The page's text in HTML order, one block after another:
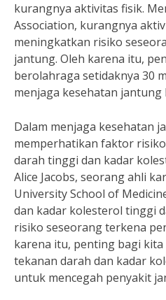
kurangnya aktivitas fisik.
Association, kurangnya
meningkatkan risiko
jantung. Oleh karena itu,
berolahraga setidaknya 30
menjaga kesehatan jantung
Dalam menjaga kesehatan
memperhatikan faktor
darah tinggi dan kadar
Alice Jacobs, seorang ahli
University School of
dan kadar kolesterol tinggi
risiko seseorang terkena
karena itu, penting bagi
tekanan darah dan kadar
untuk mencegah penyakit